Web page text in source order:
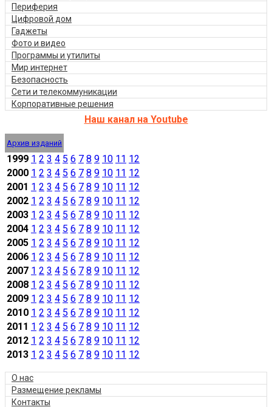
Периферия
Цифровой дом
Гаджеты
Фото и видео
Программы и утилиты
Мир интернет
Безопасность
Сети и телекоммуникации
Корпоративные решения
Наш канал на Youtube
Архив изданий
1999 1 2 3 4 5 6 7 8 9 10 11 12
2000 1 2 3 4 5 6 7 8 9 10 11 12
2001 1 2 3 4 5 6 7 8 9 10 11 12
2002 1 2 3 4 5 6 7 8 9 10 11 12
2003 1 2 3 4 5 6 7 8 9 10 11 12
2004 1 2 3 4 5 6 7 8 9 10 11 12
2005 1 2 3 4 5 6 7 8 9 10 11 12
2006 1 2 3 4 5 6 7 8 9 10 11 12
2007 1 2 3 4 5 6 7 8 9 10 11 12
2008 1 2 3 4 5 6 7 8 9 10 11 12
2009 1 2 3 4 5 6 7 8 9 10 11 12
2010 1 2 3 4 5 6 7 8 9 10 11 12
2011 1 2 3 4 5 6 7 8 9 10 11 12
2012 1 2 3 4 5 6 7 8 9 10 11 12
2013 1 2 3 4 5 6 7 8 9 10 11 12
О нас
Размещение рекламы
Контакты